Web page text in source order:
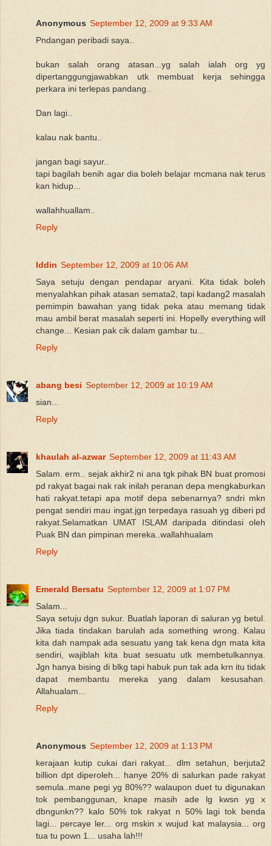
Anonymous September 12, 2009 at 9:33 AM
Pndangan peribadi saya..
bukan salah orang atasan...yg salah ialah org yg
dipertanggungjawabkan utk membuat kerja sehingga
perkara ini terlepas pandang..
Dan lagi..
kalau nak bantu..
jangan bagi sayur..
tapi bagilah benih agar dia boleh belajar mcmana nak terus
kan hidup...
wallahhuallam..
Reply
Iddin September 12, 2009 at 10:06 AM
Saya setuju dengan pendapar aryani. Kita tidak boleh
menyalahkan pihak atasan semata2, tapi kadang2 masalah
pemimpin bawahan yang tidak peka atau memang tidak
mau ambil berat masalah seperti ini. Hopelly everything will
change... Kesian pak cik dalam gambar tu...
Reply
abang besi September 12, 2009 at 10:19 AM
sian...
Reply
khaulah al-azwar September 12, 2009 at 11:43 AM
Salam. erm.. sejak akhir2 ni ana tgk pihak BN buat promosi
pd rakyat bagai nak rak inilah peranan depa mengkaburkan
hati rakyat.tetapi apa motif depa sebenarnya? sndri mkn
pengat sendiri mau ingat.jgn terpedaya rasuah yg diberi pd
rakyat.Selamatkan UMAT ISLAM daripada ditindasi oleh
Puak BN dan pimpinan mereka..wallahhualam
Reply
Emerald Bersatu September 12, 2009 at 1:07 PM
Salam...
Saya setuju dgn sukur. Buatlah laporan di saluran yg betul.
Jika tiada tindakan barulah ada something wrong. Kalau
kita dah nampak ada sesuatu yang tak kena dgn mata kita
sendiri, wajiblah kita buat sesuatu utk membetulkannya.
Jgn hanya bising di blkg tapi habuk pun tak ada krn itu tidak
dapat membantu mereka yang dalam kesusahan.
Allahualam...
Reply
Anonymous September 12, 2009 at 1:13 PM
kerajaan kutip cukai dari rakyat... dlm setahun, berjuta2
billion dpt diperoleh... hanye 20% di salurkan pade rakyat
semula..mane pegi yg 80%?? walaupon duet tu digunakan
tok pembanggunan, knape masih ade lg kwsn yg x
dbngunkn?? kalo 50% tok rakyat n 50% lagi tok benda
lagi... percaye ler... org mskin x wujud kat malaysia... org
tua tu pown 1... usaha lah!!!